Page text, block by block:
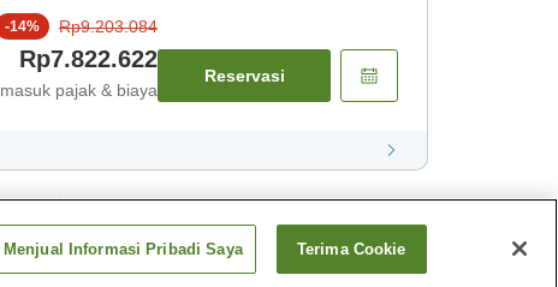
-14% Rp9.203.084
Rp7.822.622
pajak & biaya
Reservasi
Menjual Informasi Pribadi Saya Terima Cookie